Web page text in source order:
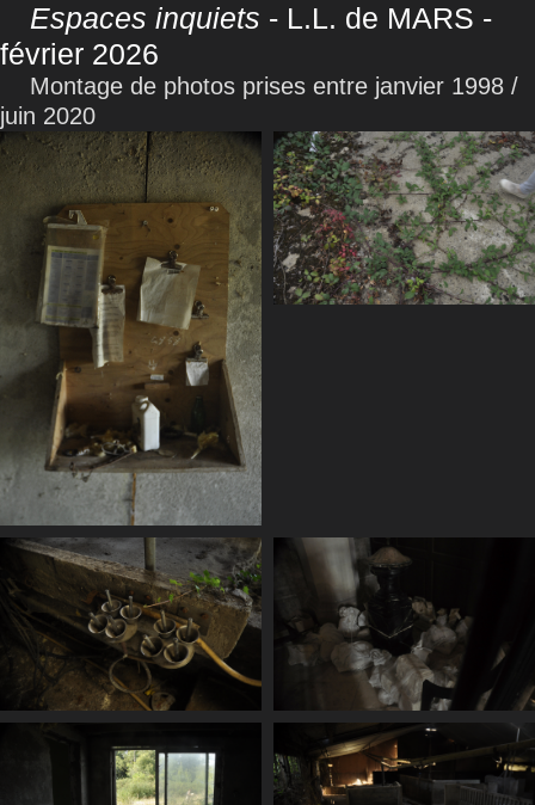
Espaces inquiets - L.L. de MARS -
février 2026
Montage de photos prises entre janvier 1998 /
juin 2020